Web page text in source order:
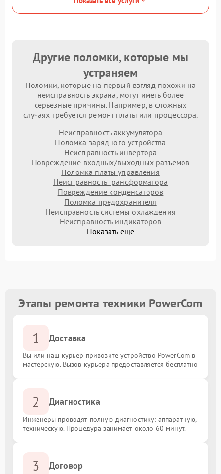
Другие поломки, которые мы
устраняем
Поломки, которые на первый взгляд похожи на
неисправность экрана, могут иметь более
серьезные причины. Например, в сложных
случаях требуется ремонт платы или процессора.
Неисправность аккумулятора
Поломка зарядного устройства
Неисправность инвертора
Повреждение входных/выходных разъемов
Поломка платы управления
Неисправность трансформатора
Повреждение конденсаторов
Поломка предохранителя
Неисправность системы охлаждения
Неисправность индикаторов
Показать еще
Этапы ремонта техники PowerCom
1 Доставка
Вы или наш курьер привозите устройство PowerCom в
мастерскую. Вызов курьера предоставляется бесплатно
2 Диагностика
Инженеры проводят полную диагностику: аппаратную,
техническую. Процедура занимает около 60 минут.
3 Договор